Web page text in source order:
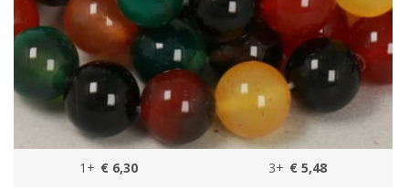
1+ € 6,30 3+ € 5,48